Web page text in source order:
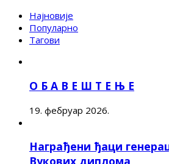
Најновије
Популарно
Тагови
О Б А В Е Ш Т Е Њ Е
19. фебруар 2026.
Награђени ђаци
Вукових диплома